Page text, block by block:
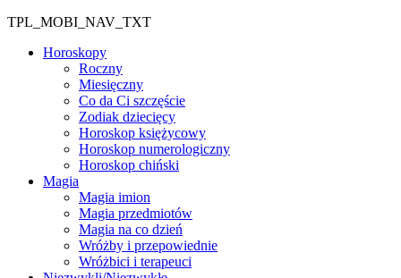
TPL_MOBI_NAV_TXT
Horoskopy
Roczny
Miesięczny
Co da Ci szczęście
Zodiak dziecięcy
Horoskop księżycowy
Horoskop numerologiczny
Horoskop chiński
Magia
Magia imion
Magia przedmiotów
Magia na co dzień
Wróżby i przepowiednie
Wróżbici i terapeuci